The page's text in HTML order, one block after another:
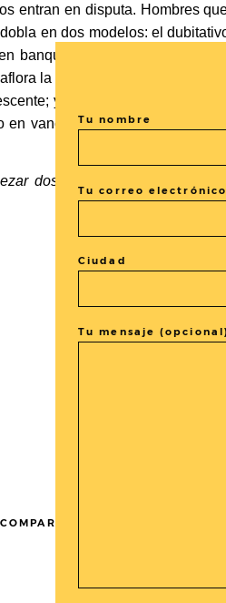
entran en disputa. Hombres
en dos modelos: el
banquete y borrachera, o en
la frustración de los treinta
y d) en fin, la bifurcación,
vano se basa en la
dos veces en la misma
COMPARTIR LA ENTRADA
Tu nombre
Tu correo electrónico
Ciudad
Tu mensaje (opcional)